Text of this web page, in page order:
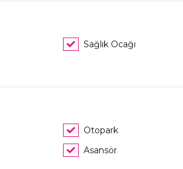
Sağlık Ocağı
Otopark
Asansör